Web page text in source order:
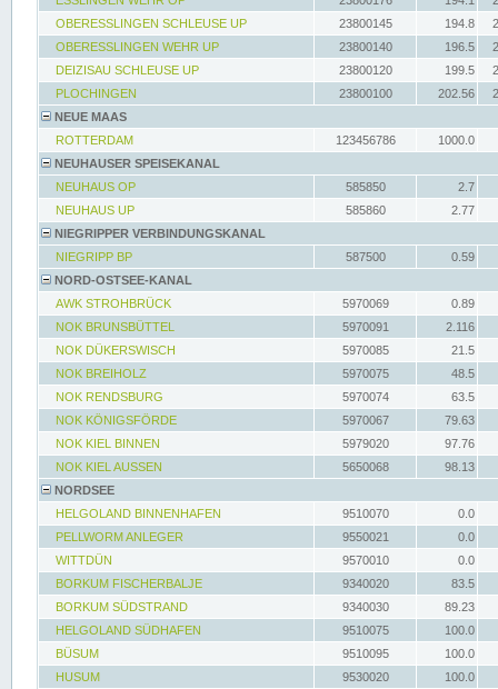
OBERESSLINGEN SCHLEUSE UP
23800145 194.8
OBERESSLINGEN WEHR UP
23800140 196.5
DEIZISAU SCHLEUSE UP
23800120 199.5
PLOCHINGEN
23800100 202.56
NEUE MAAS
ROTTERDAM
123456786
1000.0
NEUHAUSER SPEISEKANAL
NEUHAUS OP
585850
2.7
NEUHAUS UP
585860
2.77
NIEGRIPPER VERBINDUNGSKANAL
NIEGRIPP BP
587500
0.59
NORD-OSTSEE-KANAL
AWK STROHBRÜCK
5970069
0.89
NOK BRUNSBÜTTEL
5970091
2.116
NOK DÜKERSWISCH
5970085
21.5
NOK BREIHOLZ
5970075
48.5
NOK RENDSBURG
5970074
63.5
NOK KÖNIGSFÖRDE
5970067
79.63
NOK KIEL BINNEN
5979020
97.76
NOK KIEL AUSSEN
5650068
98.13
NORDSEE
HELGOLAND BINNENHAFEN
9510070
0.0
PELLWORM ANLEGER
9550021
0.0
WITTDÜN
9570010
0.0
BORKUM FISCHERBALJE
9340020
83.5
BORKUM SÜDSTRAND
9340030
89.23
HELGOLAND SÜDHAFEN
9510075
100.0
BÜSUM
9510095
100.0
HUSUM
9530020 100.0